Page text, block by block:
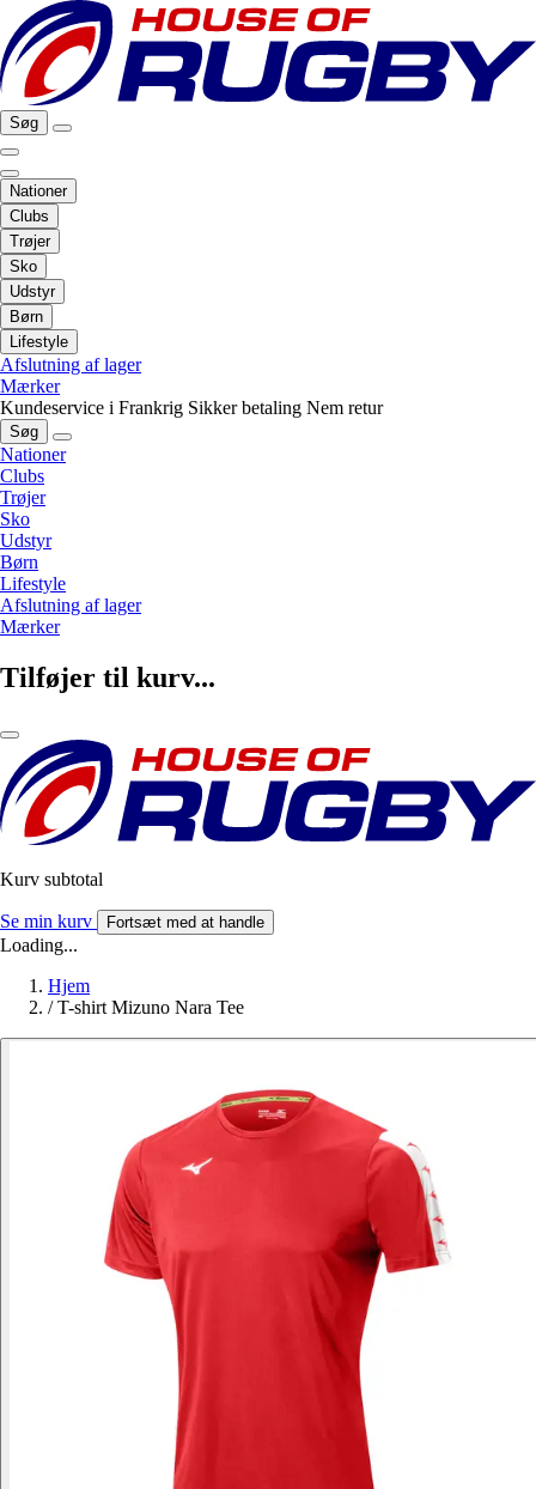
Søg
Nationer
Clubs
Trøjer
Sko
Udstyr
Børn
Lifestyle
Afslutning af lager
Mærker
Kundeservice i Frankrig Sikker betaling Nem retur
Søg
Nationer
Clubs
Trøjer
Sko
Udstyr
Børn
Lifestyle
Afslutning af lager
Mærker
Tilføjer til kurv...
Kurv subtotal
Se min kurv Fortsæt med at handle
Loading...
Hjem
/ T-shirt Mizuno Nara Tee